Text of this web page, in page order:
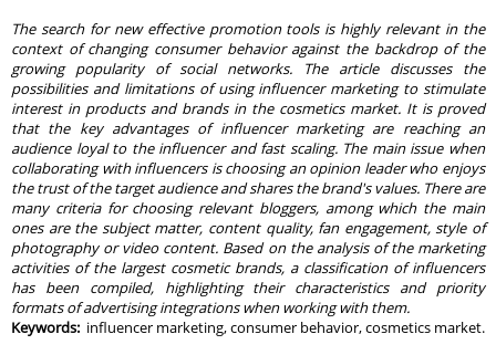
The search for new effective promotion tools is highly relevant in the
context of changing consumer behavior against the backdrop of the
growing popularity of social networks. The article discusses the
possibilities and limitations of using influencer marketing to stimulate
interest in products and brands in the cosmetics market. It is proved
that the key advantages of influencer marketing are reaching an
audience loyal to the influencer and fast scaling. The main issue when
collaborating with influencers is choosing an opinion leader who enjoys
the trust of the target audience and shares the brand's values. There are
many criteria for choosing relevant bloggers, among which the main
ones are the subject matter, content quality, fan engagement, style of
photography or video content. Based on the analysis of the marketing
activities of the largest cosmetic brands, a classification of influencers
has been compiled, highlighting their characteristics and priority
formats of advertising integrations when working with them.
Keywords: influencer marketing, consumer behavior, cosmetics market.